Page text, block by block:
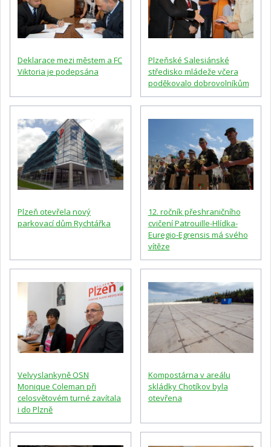
Deklarace mezi městem a FC
Viktoria je podepsána
Plzeňské Salesiánské
středisko mládeže včera
poděkovalo dobrovolníkům
Plzeň otevřela nový
parkovací dům Rychtářka
12. ročník přeshraničního
cvičení Patrouille-Hlídka-
Euregio-Egrensis má svého
vítěze
Velvyslankyně OSN
Monique Coleman při
celosvětovém turné zavítala
i do Plzně
Kompostárna v areálu
skládky Chotíkov byla
otevřena